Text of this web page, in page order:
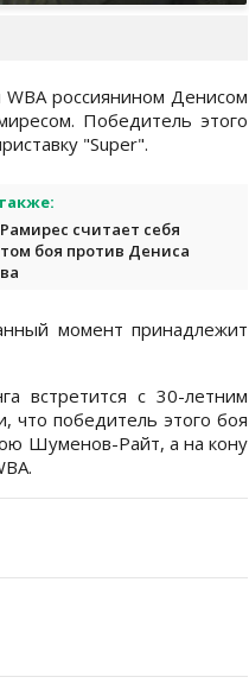
россиянином Денисом
Победитель этого
"Super".
считает себя
боя против Дениса
момент принадлежит
встретится с 30-летним
победитель этого боя
Шуменов-Райт, а на кону